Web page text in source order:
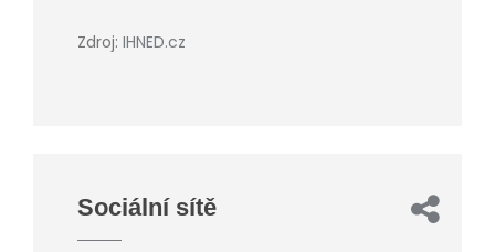
Zdroj: IHNED.cz
Sociální sítě